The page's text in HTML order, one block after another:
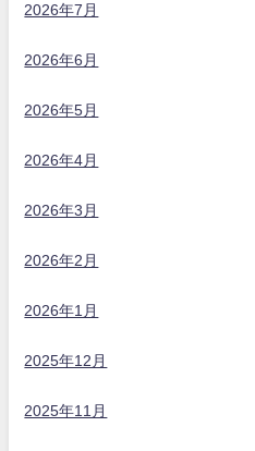
2026年7月
2026年6月
2026年5月
2026年4月
2026年3月
2026年2月
2026年1月
2025年12月
2025年11月